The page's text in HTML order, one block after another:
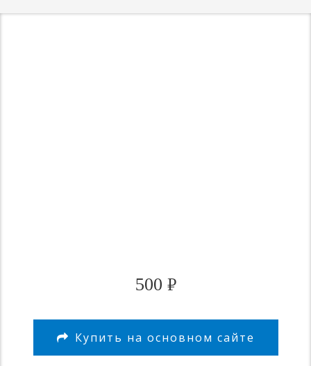
500 ₽
Купить на основном сайте